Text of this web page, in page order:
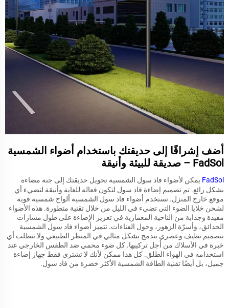
أضف إشراقًا إلى حديقتك باستخدام أضواء الشمسية
FadSol – صديقة للبيئة وأنيقة
FadSolيمكن لأضواء فاد سول الشمسية تحويل حديقتك إلى جنة مضاءة
بشكل رائع. تم تصميم إضاءة فاد سول لتكون فعالة للغاية وأنيقة لتضيء أي
موقع خارج المنزل. تستخدم أضواء فاد سول الشمسية ألواح شمسية قوية
لشحن خلايا الضوء التي تضيء في الليل من خلال تقنية متطورة. هذه الأضواء
مفيدة وجذابة من الناحية المعمارية في تعزيز الإضاءة على طول مسارات
الحدائق، وأسرّة الزهور، وحول الفناءات. تتميز أضواء فاد سول الشمسية
بتصميم نظيف وعصري يندمج بشكل مثالي في المنظر الطبيعي ولا تتطلب أي
خبرة في الأسلاك من أجل تركيبها. كل ضوء محمي ضد الطقس الخارجي عند
استخدامه في الهواء الطلق. كل هذا ممكن لأنك لا تشتري فقط جهاز إضاءة
جميل، بل أيضًا تقنية الطاقة الشمسية الأكثر خضرة من فاد سول.